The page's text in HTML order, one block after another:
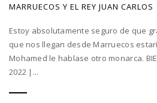
MARRUECOS Y EL REY JUAN CARLOS
Estoy absolutamente seguro de que
que nos llegan desde Marruecos
Mohamed le hablase otro monarca.
2022 |...